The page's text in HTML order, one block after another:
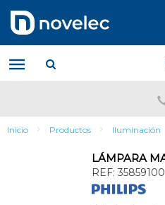
contenido
menú
de
navegación
Inicio Productos Iluminación
REF: 35859100